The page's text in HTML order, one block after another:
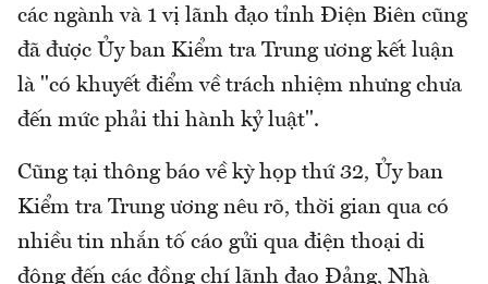
các ngành và 1 vị lãnh đạo tỉnh Điện Biên cũng
đã được Ủy ban Kiểm tra Trung ương kết luận
là "có khuyết điểm về trách nhiệm nhưng chưa
đến mức phải thi hành kỷ luật".
Cũng tại thông báo về kỳ họp thứ 32, Ủy ban
Kiểm tra Trung ương nêu rõ, thời gian qua có
nhiều tin nhắn tố cáo gửi qua điện thoại di
động đến các đồng chí lãnh đạo Đảng, Nhà